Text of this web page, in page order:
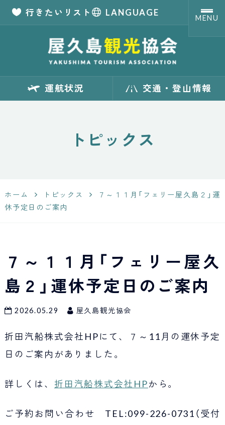
【公式】屋久島観
遺産「屋久島」の
Yakushima
行きたいリスト LANGUAGE
MENU
運航状況 交通・登山情報
トピックス
ホーム トピックス
７～１１月「フェリー屋久島２」運
休予定日のご案内
７～１１月「フェリー屋久
島２」運休予定日のご案内
2026.05.29 屋久島観光協会
折田汽船株式会社HPにて、７～11月の運休予定
日のご案内がありました。
詳しくは、 折田汽船株式会社HPから。
ご予約お問い合わせ TEL:099-226-0731（受付